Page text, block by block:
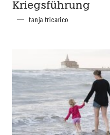
Kriegsführung
tanja tricarico